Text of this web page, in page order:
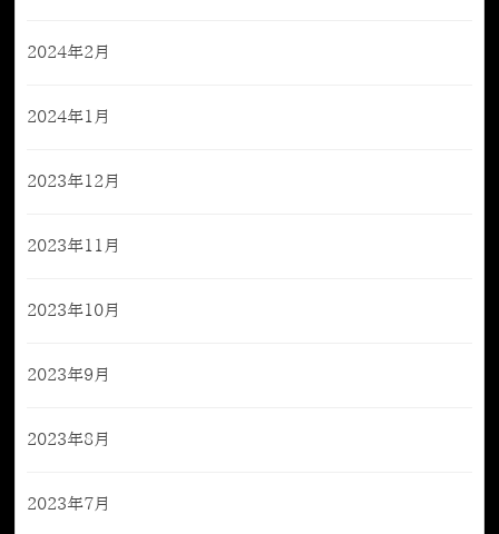
2024年2月
2024年1月
2023年12月
2023年11月
2023年10月
2023年9月
2023年8月
2023年7月